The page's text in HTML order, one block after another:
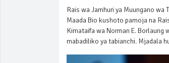
Rais wa Jamhuri ya Muungano wa
Maada Bio kushoto pamoja na
Kimataifa wa Norman E.
mabadiliko ya tabianchi. Mjadala